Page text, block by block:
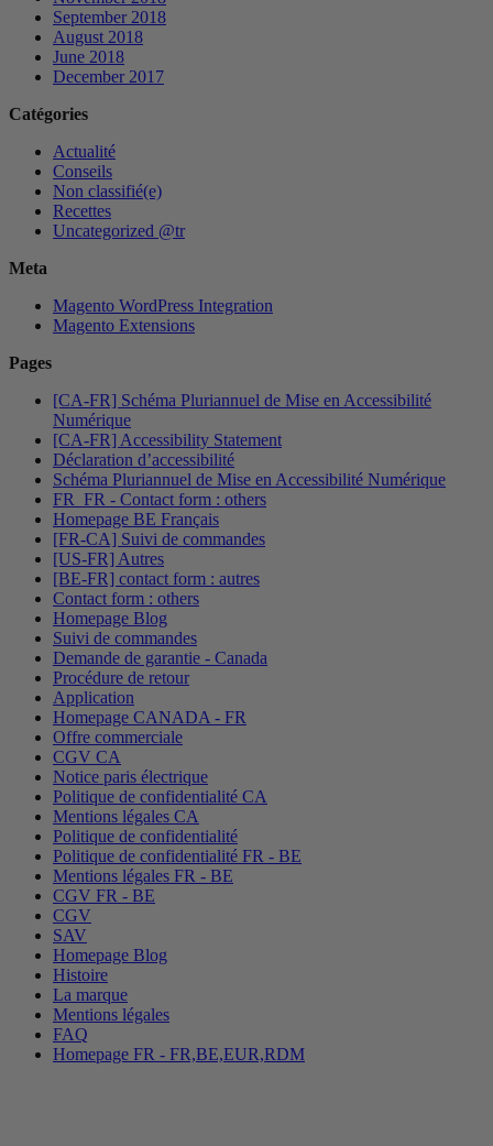
September 2018
August 2018
June 2018
December 2017
Catégories
Actualité
Conseils
Non classifié(e)
Recettes
Uncategorized @tr
Meta
Magento WordPress Integration
Magento Extensions
Pages
[CA-FR] Schéma Pluriannuel de Mise en Accessibilité
Numérique
[CA-FR] Accessibility Statement
Déclaration d’accessibilité
Schéma Pluriannuel de Mise en Accessibilité Numérique
FR_FR - Contact form : others
Homepage BE Français
[FR-CA] Suivi de commandes
[US-FR] Autres
[BE-FR] contact form : autres
Contact form : others
Homepage Blog
Suivi de commandes
Demande de garantie - Canada
Procédure de retour
Application
Homepage CANADA - FR
Offre commerciale
CGV CA
Notice paris électrique
Politique de confidentialité CA
Mentions légales CA
Politique de confidentialité
Politique de confidentialité FR - BE
Mentions légales FR - BE
CGV FR - BE
CGV
SAV
Homepage Blog
Histoire
La marque
Mentions légales
FAQ
Homepage FR - FR,BE,EUR,RDM